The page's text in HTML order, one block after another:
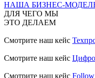
НАША БИЗНЕС-
ДЛЯ ЧЕГО МЫ
ЭТО ДЕЛАЕМ
Смотрите наш кейс
Смотрите наш кейс
Смотрите наш кейс